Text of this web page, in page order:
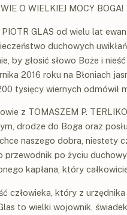
O WIELKIEJ MOCY BOGA!
PIOTR GLAS od wielu lat
duchowych
by głosić słowo Boże i
2016 roku na Błoniach
tysięcy wiernych odmówił
z TOMASZEM P.
drodze do Boga oraz
naszego dobra, niestety
przewodnik po życiu
kapłana, który
człowieka, który z
to wielki wojownik,